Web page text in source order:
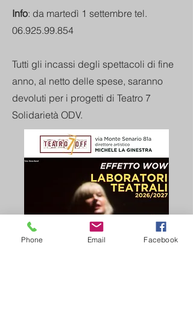
Info: da martedì 1 settembre tel.
06.925.99.854
Tutti gli incassi degli spettacoli di fine
anno, al netto delle spese, saranno
devoluti per i progetti di Teatro 7
Solidarietà ODV.
Phone Email Facebook